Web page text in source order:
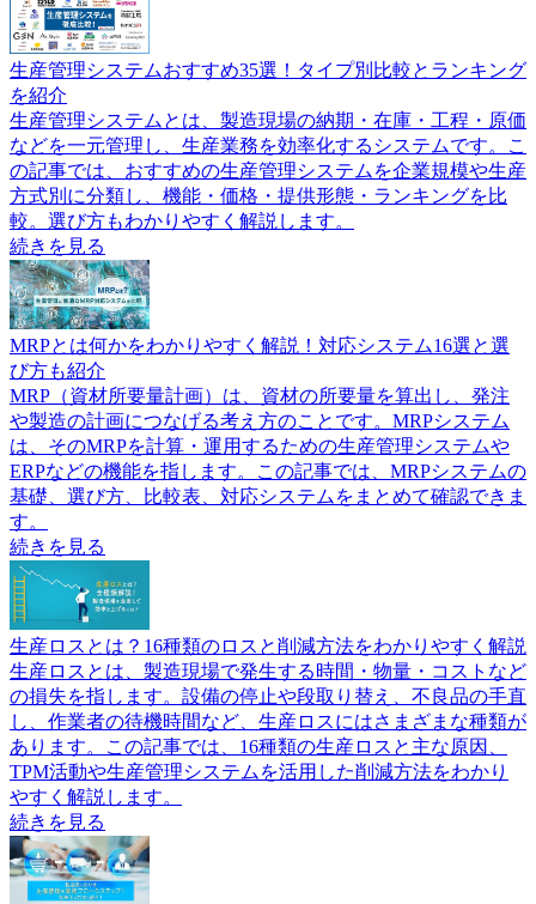
生産管理システムおすすめ35選！タイプ別比較とランキング
を紹介
生産管理システムとは、製造現場の納期・在庫・工程・原価
などを一元管理し、生産業務を効率化するシステムです。こ
の記事では、おすすめの生産管理システムを企業規模や生産
方式別に分類し、機能・価格・提供形態・ランキングを比
較。選び方もわかりやすく解説します。
続きを見る
MRPとは何かをわかりやすく解説！対応システム16選と選
び方も紹介
MRP（資材所要量計画）は、資材の所要量を算出し、発注
や製造の計画につなげる考え方のことです。MRPシステム
は、そのMRPを計算・運用するための生産管理システムや
ERPなどの機能を指します。この記事では、MRPシステムの
基礎、選び方、比較表、対応システムをまとめて確認できま
す。
続きを見る
生産ロスとは？16種類のロスと削減方法をわかりやすく解説
生産ロスとは、製造現場で発生する時間・物量・コストなど
の損失を指します。設備の停止や段取り替え、不良品の手直
し、作業者の待機時間など、生産ロスにはさまざまな種類が
あります。この記事では、16種類の生産ロスと主な原因、
TPM活動や生産管理システムを活用した削減方法をわかり
やすく解説します。
続きを見る